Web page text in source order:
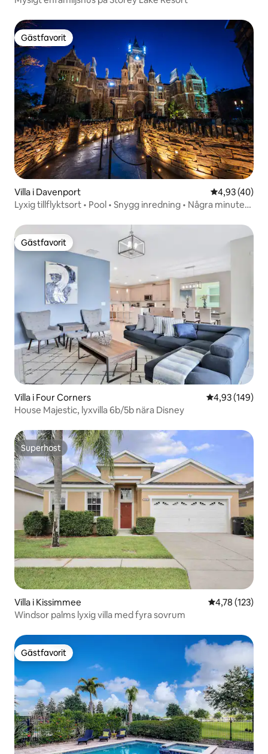
Gästfavorit
Gästfavorit
Villa i Davenport 4,93 av 5 i
4,93 (40)
Lyxig tillflyktsort • Pool • Snygg inredning • Några minuter
Gästfavorit
Gästfavorit
Villa i Four Corners 4,93 av 5 i
4,93 (149)
House Majestic, lyxvilla 6b/5b nära Disney
Superhost
Superhost
Villa i Kissimmee 4,78 av 5 i
4,78 (123)
Windsor palms lyxig villa med fyra sovrum
Gästfavorit
Gästfavorit